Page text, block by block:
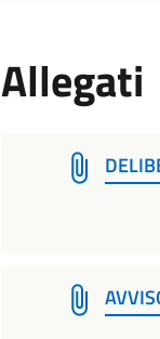
Allegati